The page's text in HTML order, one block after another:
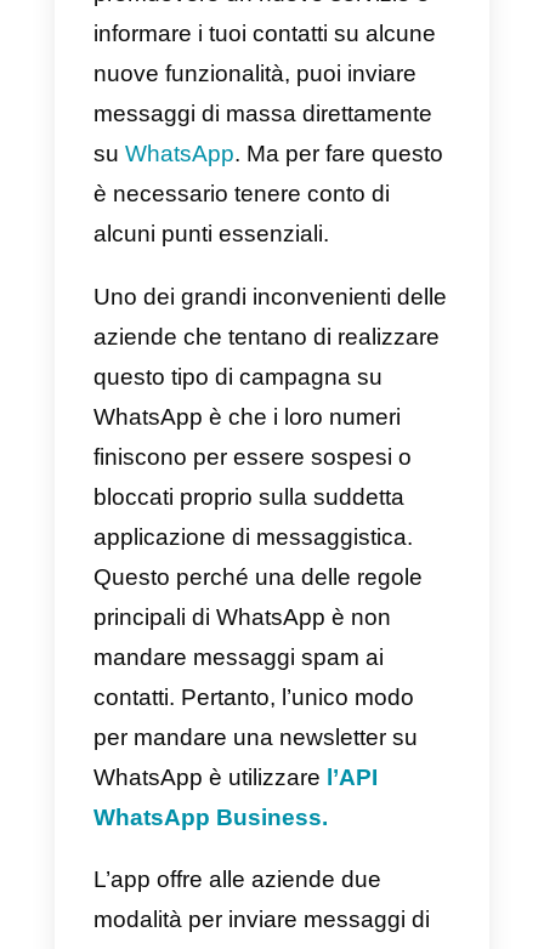
senza dubbio un ottimo
di marketing che può aiutarti ad
aumentare rapidamente le tue
vendite. Ogni volta che vuoi
promuovere un nuovo servizio o
informare i tuoi contatti su alcune
nuove funzionalità, puoi inviare
messaggi di massa direttamente
suWhatsApp. Ma per fare questo
è necessario tenere conto di
alcuni punti essenziali.
Uno dei grandi inconvenienti
aziende che tentano di realizzare
questo tipo di campagna su
WhatsApp è che i loro numeri
finiscono per essere sospesi o
bloccati proprio sulla suddetta